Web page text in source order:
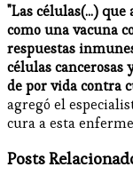
"Las células(...)
como una vacuna
respuestas
células
de por vida contra
agregó el
cura a esta
Posts